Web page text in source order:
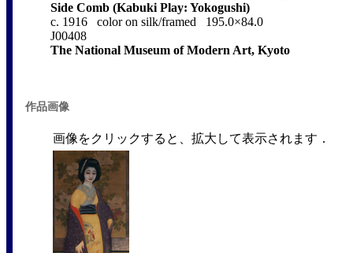
Side Comb (Kabuki Play: Yokogushi)
c. 1916 color on silk/framed 195.0×84.0
J00408
The National Museum of Modern Art, Kyoto
作品画像
画像をクリックすると、拡大して表示されます．